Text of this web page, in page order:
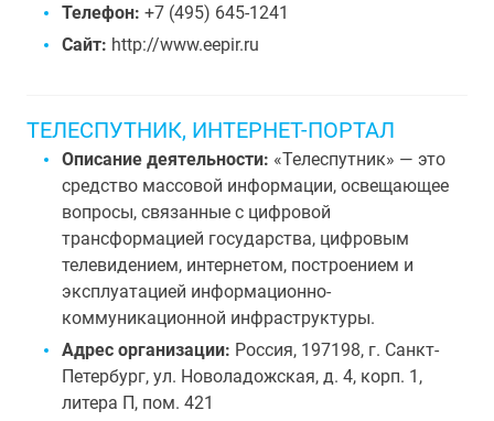
Телефон: +7 (495) 645-1241
Сайт: http://www.eepir.ru
ТЕЛЕСПУТНИК, ИНТЕРНЕТ-ПОРТАЛ
Описание деятельности: «Телеспутник» — это
средство массовой информации, освещающее
вопросы, связанные с цифровой
трансформацией государства, цифровым
телевидением, интернетом, построением и
эксплуатацией информационно-
коммуникационной инфраструктуры.
Адрес организации: Россия, 197198, г. Санкт-
Петербург, ул. Новоладожская, д. 4, корп. 1,
литера П, пом. 421